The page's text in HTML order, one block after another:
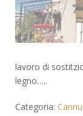
lavoro di
legno…..
Categoria: